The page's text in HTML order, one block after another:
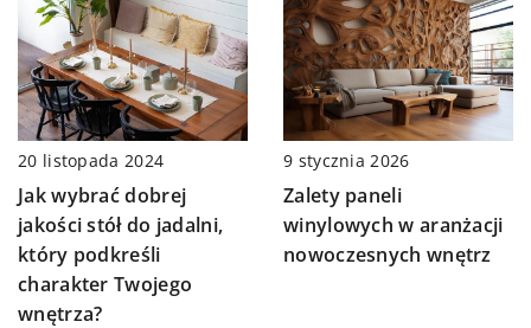
20 listopada 2024
Jak wybrać dobrej
jakości stół do jadalni,
który podkreśli
charakter Twojego
wnętrza?
9 stycznia 2026
Zalety paneli
winylowych w aranżacji
nowoczesnych wnętrz